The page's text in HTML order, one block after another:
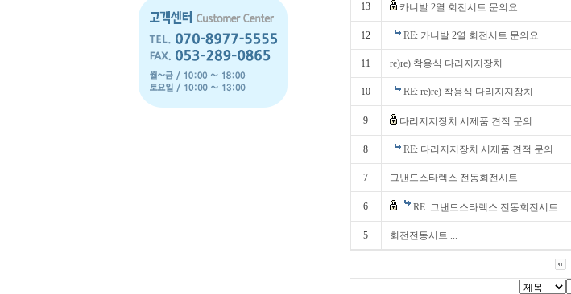
13 카니발 2열 회전시트 문의요
12 RE: 카니발 2열 회전시트 문의요
11 re)re) 착용식 다리지지장치
10 RE: re)re) 착용식 다리지지장치
9 다리지지장치 시제품 견적 문의
8 RE: 다리지지장치 시제품 견적 문의
7 그낸드스타렉스 전동회전시트
6 RE: 그낸드스타렉스 전동회전시트
5 회전전동시트 ...